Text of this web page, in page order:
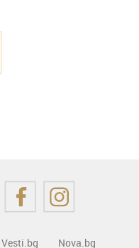
Vesti.bg Nova.bg